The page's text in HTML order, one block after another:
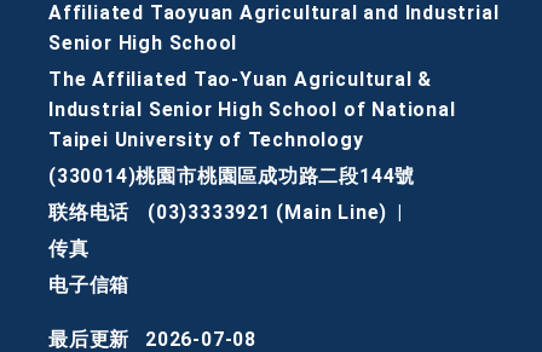
Affiliated Taoyuan Agricultural and Industrial
Senior High School
The Affiliated Tao-Yuan Agricultural &
Industrial Senior High School of National
Taipei University of Technology
(330014)桃園市桃園區成功路二段144號
联络电话
(03)3333921 (Main Line)
传真
电子信箱
最后更新 2026-07-08